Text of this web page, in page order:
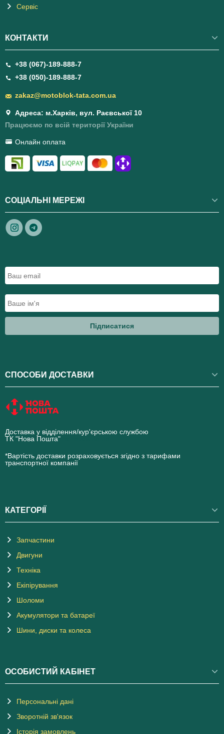
Сервіс
КОНТАКТИ
+38 (067)-189-888-7
+38 (050)-189-888-7
zakaz@motoblok-tata.com.ua
Адреса: м.Харків, вул. Раєвської 10
Працюємо по всій території України
Онлайн оплата
СОЦІАЛЬНІ МЕРЕЖІ
Підписатися
СПОСОБИ ДОСТАВКИ
Доставка у відділення/кур'єрською службою
ТК "Нова Пошта"
*Вартість доставки розраховується згідно з тарифами
транспортної компанії
КАТЕГОРІЇ
Запчастини
Двигуни
Техніка
Екіпірування
Шоломи
Акумулятори та батареї
Шини, диски та колеса
ОСОБИСТИЙ КАБІНЕТ
Персональні дані
Зворотній зв'язок
Історія замовлень